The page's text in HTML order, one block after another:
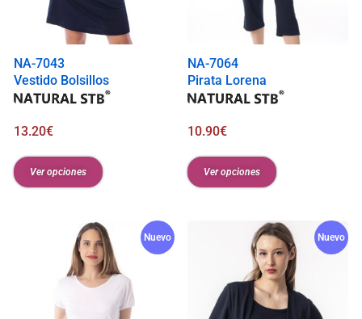
NA-7043
Vestido Bolsillos
13.20€
Ver opciones
NA-7064
Pirata Lorena
10.90€
Ver opciones
Nuevo Nuevo